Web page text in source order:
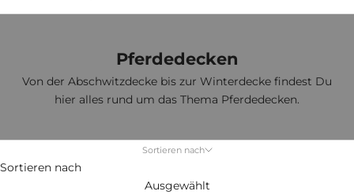
Pferdedecken
Von der Abschwitzdecke bis zur Winterdecke findest Du
hier alles rund um das Thema Pferdedecken.
Sortieren nach
Sortieren nach
Ausgewählt